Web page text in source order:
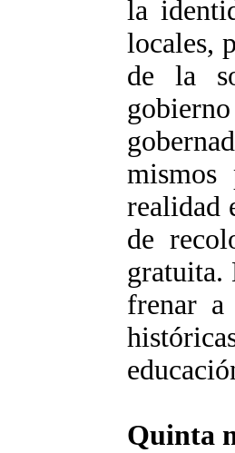
la
locales,
de la
mismos
realidad
de
gratuita.
frenar a
Quinta